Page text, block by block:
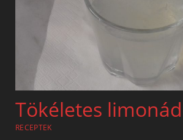
Tökéletes
RECEPTEK